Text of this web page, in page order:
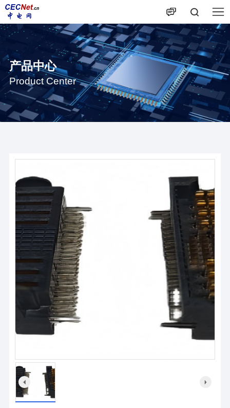
产品中心
Product Center